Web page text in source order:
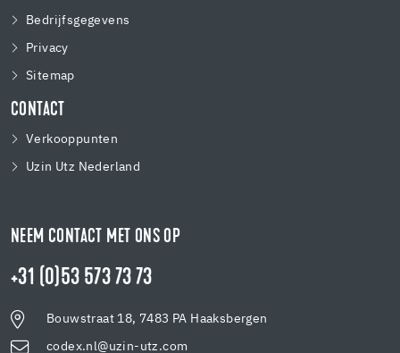
Bedrijfsgegevens
Privacy
Sitemap
CONTACT
Verkooppunten
Uzin Utz Nederland
NEEM CONTACT MET ONS OP
+31 (0)53 573 73 73
Bouwstraat 18, 7483 PA Haaksbergen
codex.nl@uzin-utz.com